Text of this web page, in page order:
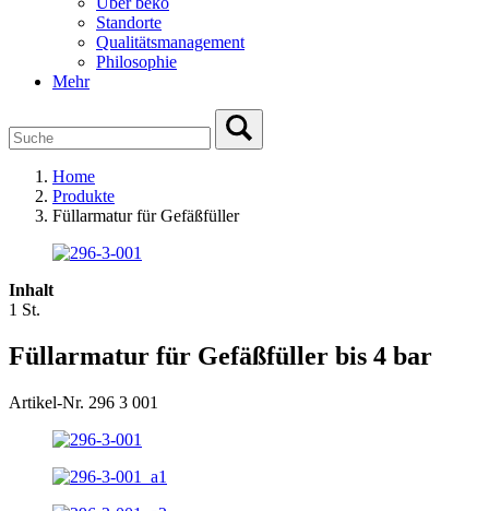
Standorte
Qualitätsmanagement
Philosophie
Mehr
Home
Produkte
Füllarmatur für Gefäßfüller
Inhalt
1 St.
Füllarmatur für Gefäßfüller bis 4 bar
Artikel-Nr. 296 3 001